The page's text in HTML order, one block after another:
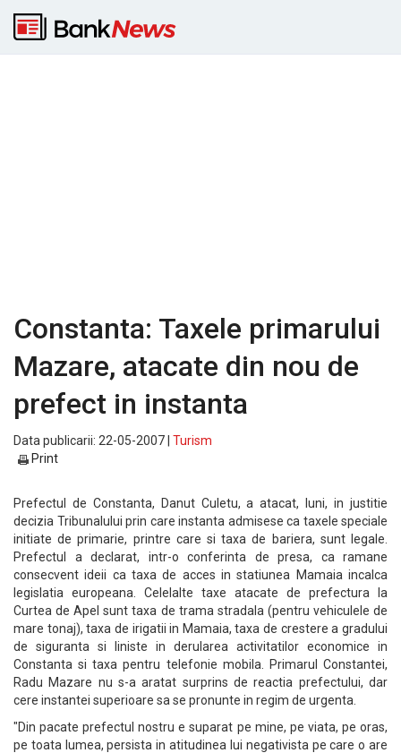
Constanta: Taxele primarului
Mazare, atacate din nou de
prefect in instanta
Data publicarii: 22-05-2007 | Turism
Print
Prefectul de Constanta, Danut Culetu, a atacat, luni, in justitie
decizia Tribunalului prin care instanta admisese ca taxele speciale
initiate de primarie, printre care si taxa de bariera, sunt legale.
Prefectul a declarat, intr-o conferinta de presa, ca ramane
consecvent ideii ca taxa de acces in statiunea Mamaia incalca
legislatia europeana. Celelalte taxe atacate de prefectura la
Curtea de Apel sunt taxa de trama stradala (pentru vehiculele de
mare tonaj), taxa de irigatii in Mamaia, taxa de crestere a gradului
de siguranta si liniste in derularea activitatilor economice in
Constanta si taxa pentru telefonie mobila. Primarul Constantei,
Radu Mazare nu s-a aratat surprins de reactia prefectului, dar
cere instantei superioare sa se pronunte in regim de urgenta.
"Din pacate prefectul nostru e suparat pe mine, pe viata, pe oras,
pe toata lumea, persista in atitudinea lui negativista pe care o are